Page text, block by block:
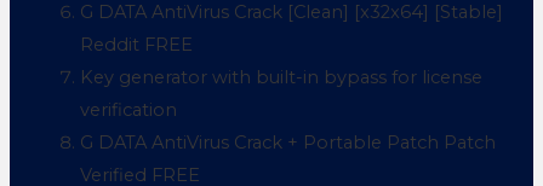
G DATA AntiVirus Crack [Clean] [x32x64] [Stable]
Reddit FREE
Key generator with built-in bypass for license
verification
G DATA AntiVirus Crack + Portable Patch Patch
Verified FREE